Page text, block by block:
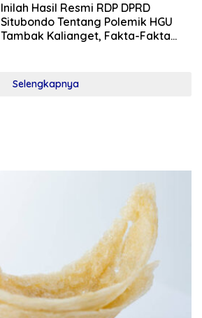
Inilah Hasil Resmi RDP DPRD
Situbondo Tentang Polemik HGU
Tambak Kalianget, Fakta-Fakta
Selengkapnya